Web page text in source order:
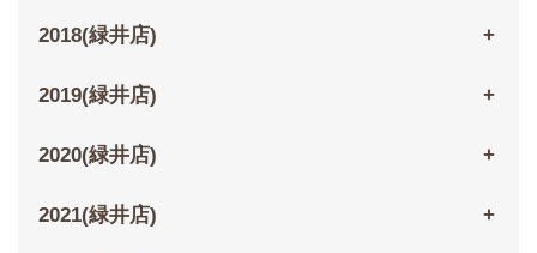
2018(緑井店)
2019(緑井店)
2020(緑井店)
2021(緑井店)